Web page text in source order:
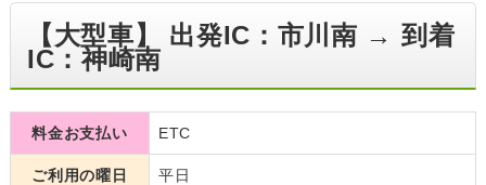
【大型車】 出発IC：市川南 → 到着
IC：神崎南
料金お支払い ETC
ご利用の曜日 平日